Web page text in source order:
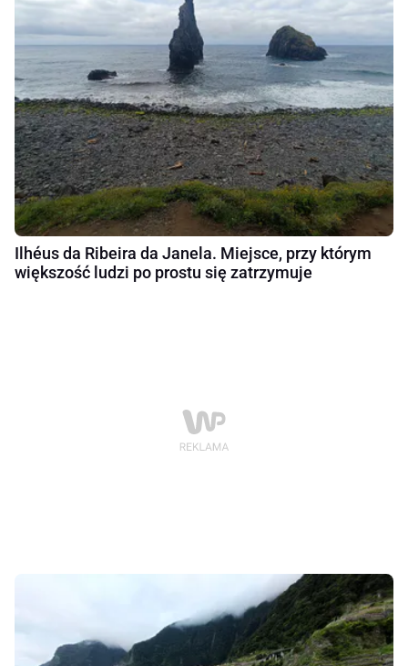
Ilhéus da Ribeira da Janela. Miejsce, przy którym
większość ludzi po prostu się zatrzymuje